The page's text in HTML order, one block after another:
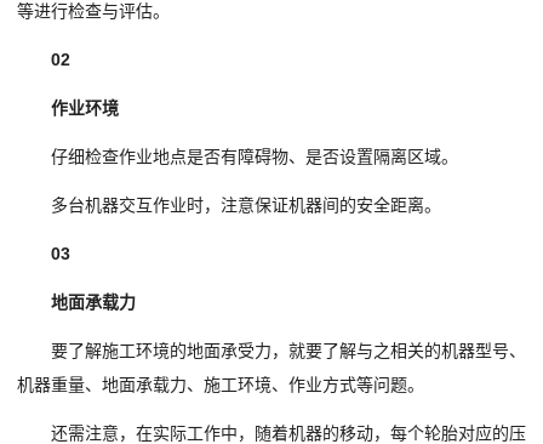
等进行检查与评估。
02
作业环境
仔细检查作业地点是否有障碍物、是否设置隔离区域。
多台机器交互作业时，注意保证机器间的安全距离。
03
地面承载力
要了解施工环境的地面承受力，就要了解与之相关的机器型号、
机器重量、地面承载力、施工环境、作业方式等问题。
还需注意，在实际工作中，随着机器的移动，每个轮胎对应的压